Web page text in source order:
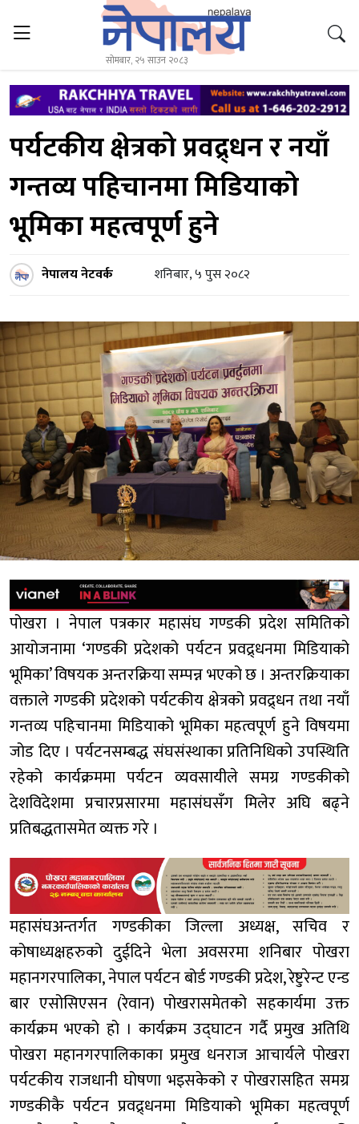
सोमबार, २५ साउन २०८३
पर्यटकीय क्षेत्रको प्रवद्र्धन र नयाँ
गन्तव्य पहिचानमा मिडियाको
भूमिका महत्वपूर्ण हुने
नेपालय नेटवर्क शनिबार, ५ पुस २०८२
पोखरा । नेपाल पत्रकार महासंघ गण्डकी प्रदेश समितिको
आयोजनामा ‘गण्डकी प्रदेशको पर्यटन प्रवद्र्धनमा मिडियाको
भूमिका’ विषयक अन्तरक्रिया सम्पन्न भएको छ । अन्तरक्रियाका
वक्ताले गण्डकी प्रदेशको पर्यटकीय क्षेत्रको प्रवद्र्धन तथा नयाँ
गन्तव्य पहिचानमा मिडियाको भूमिका महत्वपूर्ण हुने विषयमा
जोड दिए । पर्यटनसम्बद्ध संघसंस्थाका प्रतिनिधिको उपस्थिति
रहेको कार्यक्रममा पर्यटन व्यवसायीले समग्र गण्डकीको
देशविदेशमा प्रचारप्रसारमा महासंघसँग मिलेर अघि बढ्ने
प्रतिबद्धतासमेत व्यक्त गरे ।
महासंघअन्तर्गत गण्डकीका जिल्ला अध्यक्ष, सचिव र
कोषाध्यक्षहरुको दुईदिने भेला अवसरमा शनिबार पोखरा
महानगरपालिका, नेपाल पर्यटन बोर्ड गण्डकी प्रदेश, रेष्टुरेन्ट एन्ड
बार एसोसिएसन (रेवान) पोखरासमेतको सहकार्यमा उक्त
कार्यक्रम भएको हो । कार्यक्रम उद्घाटन गर्दै प्रमुख अतिथि
पोखरा महानगरपालिकाका प्रमुख धनराज आचार्यले पोखरा
पर्यटकीय राजधानी घोषणा भइसकेको र पोखरासहित समग्र
गण्डकीकै पर्यटन प्रवद्र्धनमा मिडियाको भूमिका महत्वपूर्ण